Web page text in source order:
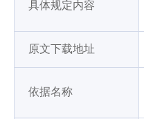
具体规定内容
原文下载地址
依据名称